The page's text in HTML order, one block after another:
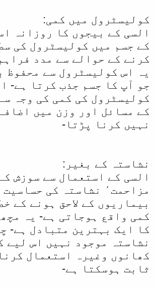
کولیسٹرول میں کمی:
السی کے بیجوں کا روزانہ
کے جسم میں کولیسٹرول کی
کرنے کے حوالے سے مدد
یہ اس کولیسٹرول سے محفوظ
جو آپ کا جسم جذب کرتا ہے-
کولیسٹرول کی کمی کی وجہ
کے مسائل اور وزن میں
نہیں کرنا پڑتا-
نشاستہ کے بغیر:
السی کے استعمال سے سوزش
مزاحمت٬ نشاستہ کی
بیماریوں کے لاحق ہونے کے
کمی واقع ہوجاتی ہے- یہ
کا ایک بہترین متبادل ہے-
نشاستہ موجود نہیں اس لیے
کھانوں وغیرہ استعمال
ثابت ہوسکتا ہے-